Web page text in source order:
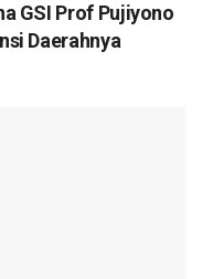
GSI Prof Pujiyono
Daerahnya